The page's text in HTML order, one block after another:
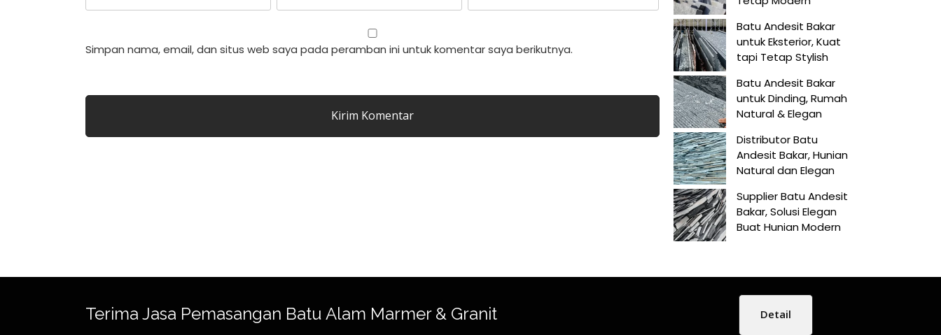
Simpan nama, email, dan situs web saya pada peramban ini untuk komentar saya berikutnya.
Batu Andesit Bakar
untuk Eksterior, Kuat
tapi Tetap Stylish
Batu Andesit Bakar
untuk Dinding, Rumah
Natural & Elegan
Distributor Batu
Andesit Bakar, Hunian
Natural dan Elegan
Supplier Batu Andesit
Bakar, Solusi Elegan
Buat Hunian Modern
Terima Jasa Pemasangan Batu Alam Marmer & Granit Detail